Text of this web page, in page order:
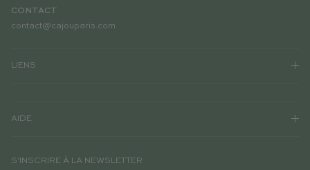
CONTACT
contact@cajouparis.com
LIENS
AIDE
S'INSCRIRE À LA NEWSLETTER